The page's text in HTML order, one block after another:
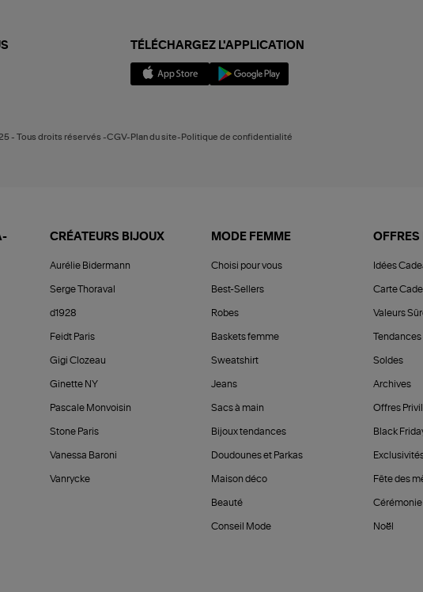
TÉLÉCHARGEZ L'APPLICATION
- Tous droits réservés -CGV-Plan du site-Politique de confidentialité
CRÉATEURS BIJOUX
Aurélie Bidermann
Serge Thoraval
d1928
Feidt Paris
Gigi Clozeau
Ginette NY
Pascale Monvoisin
Stone Paris
Vanessa Baroni
Vanrycke
MODE FEMME
Choisi pour vous
Best-Sellers
Robes
Baskets femme
Sweatshirt
Jeans
Sacs à main
Bijoux tendances
Doudounes et Parkas
Maison déco
Beauté
Conseil Mode
OFFRES
Idées
Carte
Valeurs
Soldes
Archives
Offres
Black
Fête des
Cérémonie
Noël